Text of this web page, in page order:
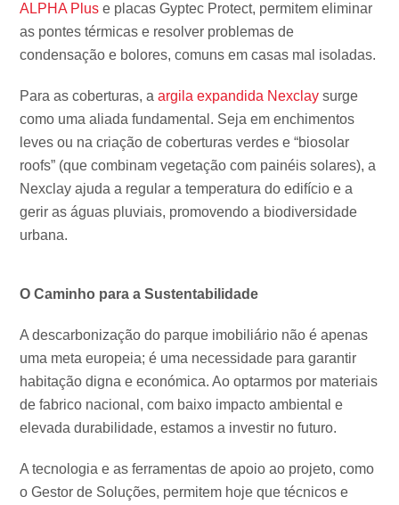
ALPHA Plus e placas Gyptec Protect, permitem eliminar
as pontes térmicas e resolver problemas de
condensação e bolores, comuns em casas mal isoladas.
Para as coberturas, aargila expandida Nexclay surge
como uma aliada fundamental. Seja em enchimentos
leves ou na criação de coberturas verdes e “biosolar
roofs” (que combinam vegetação com painéis solares), a
Nexclay ajuda a regular a temperatura do edifício e a
gerir as águas pluviais, promovendo a biodiversidade
urbana.
O Caminho para a Sustentabilidade
A descarbonização do parque imobiliário não é apenas
uma meta europeia; é uma necessidade para garantir
habitação digna e económica. Ao optarmos por materiais
de fabrico nacional, com baixo impacto ambiental e
elevada durabilidade, estamos a investir no futuro.
A tecnologia e as ferramentas de apoio ao projeto, como
o Gestor de Soluções, permitem hoje que técnicos e